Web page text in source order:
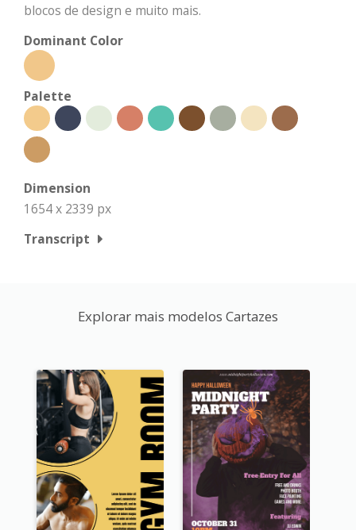
blocos de design e muito mais.
Dominant Color
Palette
Dimension
1654 x 2339 px
Transcript
Explorar mais modelos Cartazes